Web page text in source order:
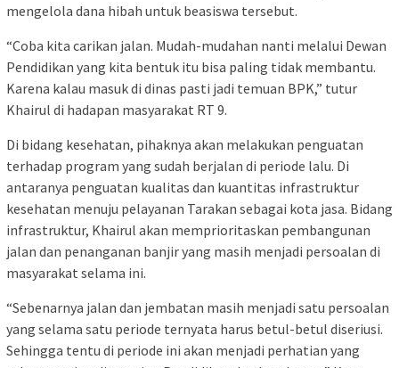
mengelola dana hibah untuk beasiswa tersebut.
“Coba kita carikan jalan. Mudah-mudahan nanti melalui Dewan
Pendidikan yang kita bentuk itu bisa paling tidak membantu.
Karena kalau masuk di dinas pasti jadi temuan BPK,” tutur
Khairul di hadapan masyarakat RT 9.
Di bidang kesehatan, pihaknya akan melakukan penguatan
terhadap program yang sudah berjalan di periode lalu. Di
antaranya penguatan kualitas dan kuantitas infrastruktur
kesehatan menuju pelayanan Tarakan sebagai kota jasa. Bidang
infrastruktur, Khairul akan memprioritaskan pembangunan
jalan dan penanganan banjir yang masih menjadi persoalan di
masyarakat selama ini.
“Sebenarnya jalan dan jembatan masih menjadi satu persoalan
yang selama satu periode ternyata harus betul-betul diseriusi.
Sehingga tentu di periode ini akan menjadi perhatian yang